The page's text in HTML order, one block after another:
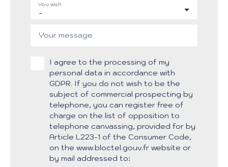
-
You wish
Your message
I agree to the processing of my
personal data in accordance with
GDPR. If you do not wish to be the
subject of commercial prospecting by
telephone, you can register free of
charge on the list of opposition to
telephone canvassing, provided for by
Article L223-1 of the Consumer Code,
on the www.bloctel.gouv.fr website or
by mail addressed to: